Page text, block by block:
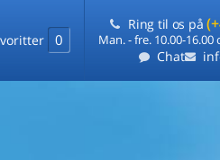
0
Ring til os på
Man. - fre. 10.00-16.00
Chat